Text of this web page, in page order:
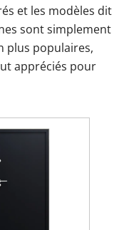
et les modèles dit
sont simplement
plus populaires,
appréciés pour